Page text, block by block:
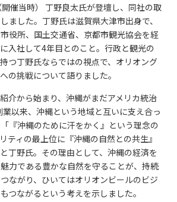
催当時） 丁野良太氏が登壇し、同社の取
ました。丁野氏は滋賀県大津市出身で、
役所、国土交通省、京都市観光協会を経
入社して4年目とのこと。行政と観光の
つ丁野氏ならではの視点で、オリオング
の挑戦について語りました。
介から始まり、沖縄がまだアメリカ統治
以来、沖縄という地域と互いに支え合っ
『沖縄のために汗をかく』という理念の
ティの最上位に『沖縄の自然との共生』
丁野氏。その理由として、沖縄の経済を
力である豊かな自然を守ることが、持続
ながり、ひいてはオリオンビールのビジ
つながるという考えを示しました。